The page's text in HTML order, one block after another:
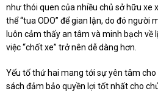
nhưthói quen của nhiều chủ sở hữu xe
thể “tua ODO” để gian lận, do đó người
luôn cảm thấyan tâm và minh bạch về
việc“chốt xe” trở nên dễ dàng hơn
Yếu tố thứ hai mang tới sự yên tâm
sách đảm bảo quyền lợi tốt nhất cho